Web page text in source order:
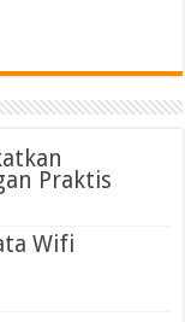
Praktis
Wifi